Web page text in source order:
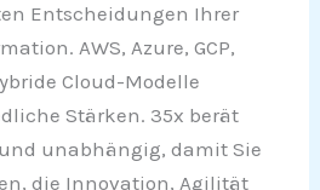
Entscheidungen Ihrer
AWS, Azure, GCP,
Cloud-Modelle
Stärken. 35x berät
unabhängig, damit Sie
die Innovation, Agilität